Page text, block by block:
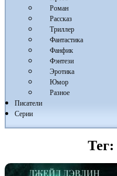
Роман
Рассказ
Триллер
Фантастика
Фанфик
Фэнтези
Эротика
Юмор
Разное
Писатели
Серии
Тег: